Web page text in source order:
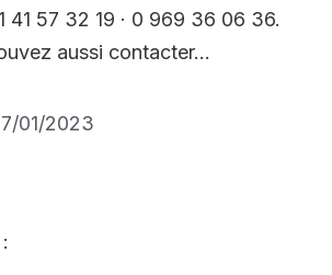
41 57 32 19 · 0 969 36 06 36.
aussi contacter...
01/2023